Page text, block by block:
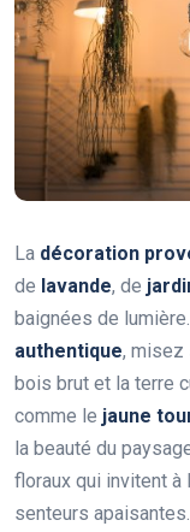
La décoration
de lavande, de
baignées de
authentique, misez
bois brut et la terre
comme le jaune
la beauté du
floraux qui invitent à
senteurs